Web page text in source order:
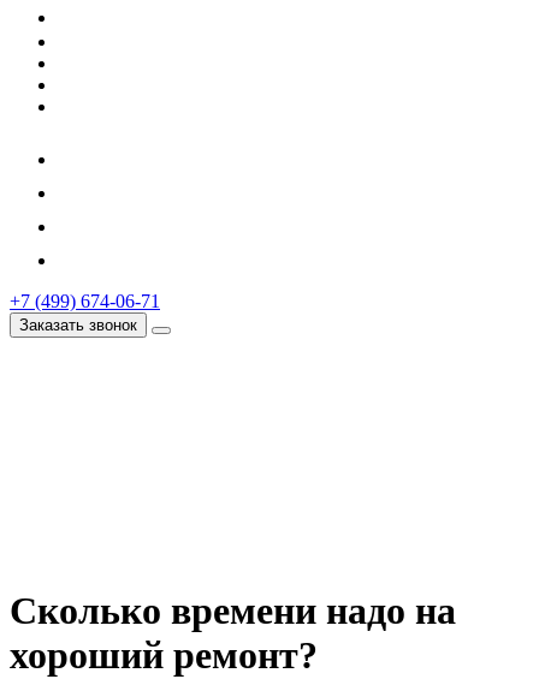
+7 (499) 674-06-71
Заказать звонок
Сколько времени надо на
хороший ремонт?